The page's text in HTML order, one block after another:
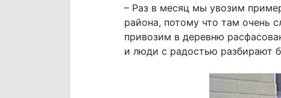
– Раз в месяц мы увозим
района, потому что там очень
привозим в деревню
и люди с радостью разбирают